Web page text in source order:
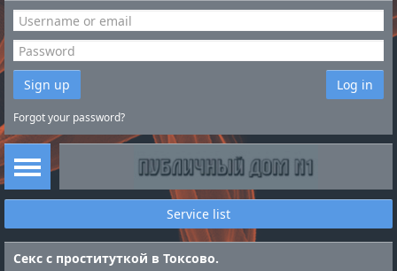
Sign up Log in
Forgot your password?
Service list
Секс с проституткой в Токсово.